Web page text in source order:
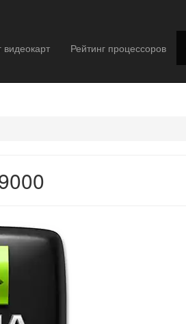
видеокарт Рейтинг процессоров